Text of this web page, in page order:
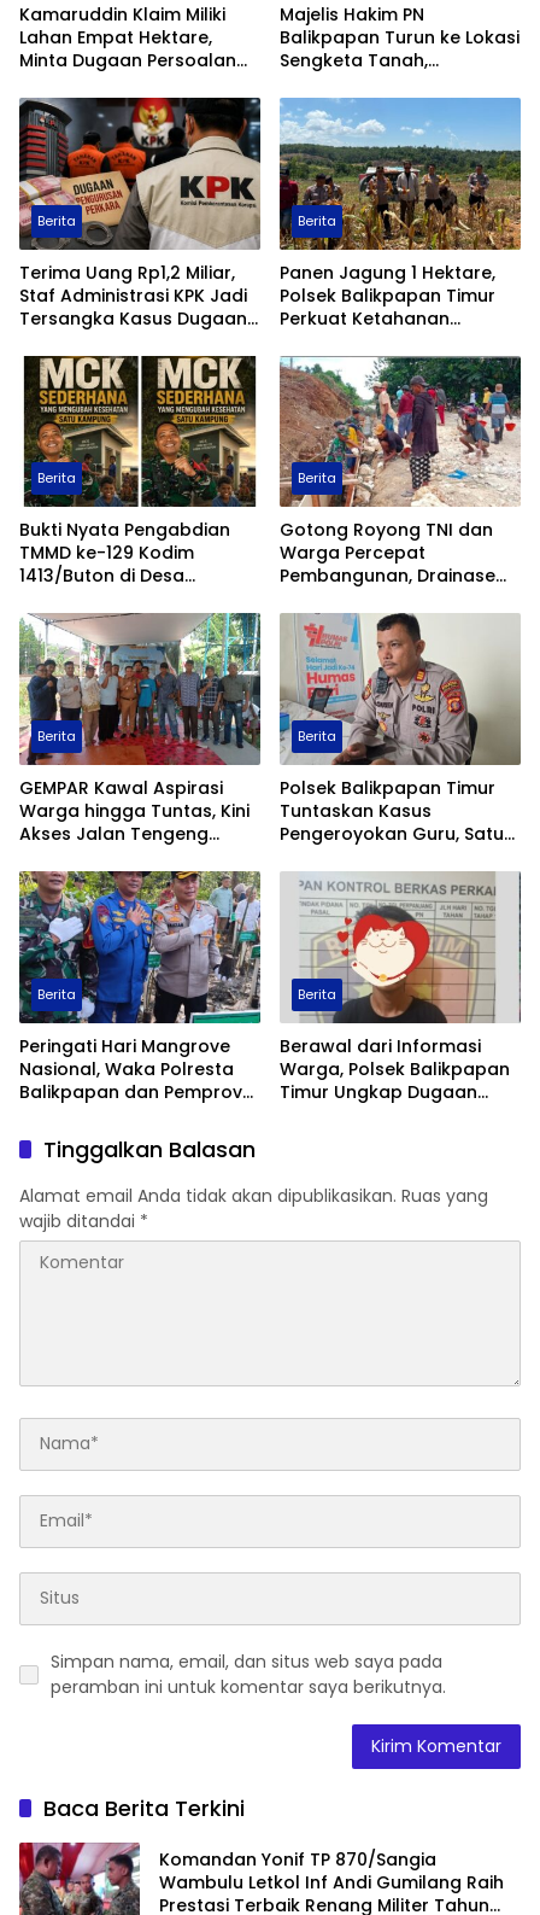
Kamaruddin Klaim Miliki
Lahan Empat Hektare,
Minta Dugaan Persoalan
Transparan
Majelis Hakim PN
Balikpapan Turun ke Lokasi
Sengketa Tanah,
Perkuat Pencarian Fakta
Hukum
Berita
Terima Uang Rp1,2 Miliar,
Staf Administrasi KPK Jadi
Tersangka Kasus Dugaan
Berita
Panen Jagung 1 Hektare,
Polsek Balikpapan Timur
Perkuat Ketahanan
Program Asta Cita
Berita
Bukti Nyata Pengabdian
TMMD ke-129 Kodim
1413/Buton di Desa
Sederhana Ubah
Kesehatan Satu Kampung
Berita
Gotong Royong TNI dan
Warga Percepat
Pembangunan, Drainase
1413/Buton Kian Terbentuk
Berita
GEMPAR Kawal Aspirasi
Warga hingga Tuntas, Kini
Akses Jalan Tengeng
Berita
Polsek Balikpapan Timur
Tuntaskan Kasus
Pengeroyokan Guru, Satu
Dua Anak Berhadapan
dengan Hukum Wajib
Lapor
Berita
Peringati Hari Mangrove
Nasional, Waka Polresta
Balikpapan dan Pemprov
Mangrove di Pantai Lamaru
Berita
Berawal dari Informasi
Warga, Polsek Balikpapan
Timur Ungkap Dugaan
Tinggalkan Balasan
Alamat email Anda tidak akan dipublikasikan. Ruas yang
wajib ditandai *
Simpan nama, email, dan situs web saya pada
peramban ini untuk komentar saya berikutnya.
Baca Berita Terkini
Komandan Yonif TP 870/Sangia
Wambulu Letkol Inf Andi Gumilang Raih
Prestasi Terbaik Renang Militer Tahun